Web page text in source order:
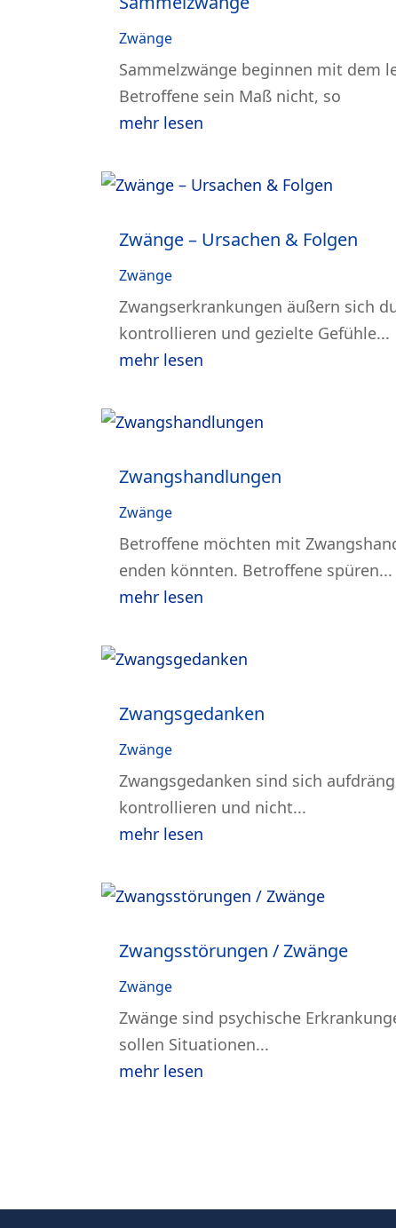
Zwänge
Sammelzwänge beginnen mit dem
Betroffene sein Maß nicht, so
mehr lesen
Zwänge – Ursachen & Folgen
Zwänge
Zwangserkrankungen äußern sich
kontrollieren und gezielte Gefühle...
mehr lesen
Zwangshandlungen
Zwänge
Betroffene möchten mit
enden könnten. Betroffene spüren...
mehr lesen
Zwangsgedanken
Zwänge
Zwangsgedanken sind sich
kontrollieren und nicht...
mehr lesen
Zwangsstörungen / Zwänge
Zwänge
Zwänge sind psychische
sollen Situationen...
mehr lesen